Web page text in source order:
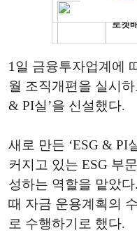
1일 금융투자업계에
월 조직개편을 실시
& PI실’을 신설했다.
새로 만든 ‘ESG & PI
커지고 있는 ESG 부
성하는 역할을 맡았
때 자금 운용계획의
로 수행하기로 했다.